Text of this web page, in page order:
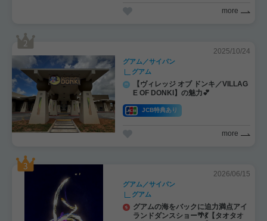
more
2025/10/24
グアム／サイパン
グアム
【ヴィレッジ オブ ドンキ／VILLAG
E OF DONKI】の魅力💕
JCB特典あり
more
2026/06/15
グアム／サイパン
グアム
グアムの海をバックに迫力満点アイ
ランドダンスショー🌴💃【タオタオ